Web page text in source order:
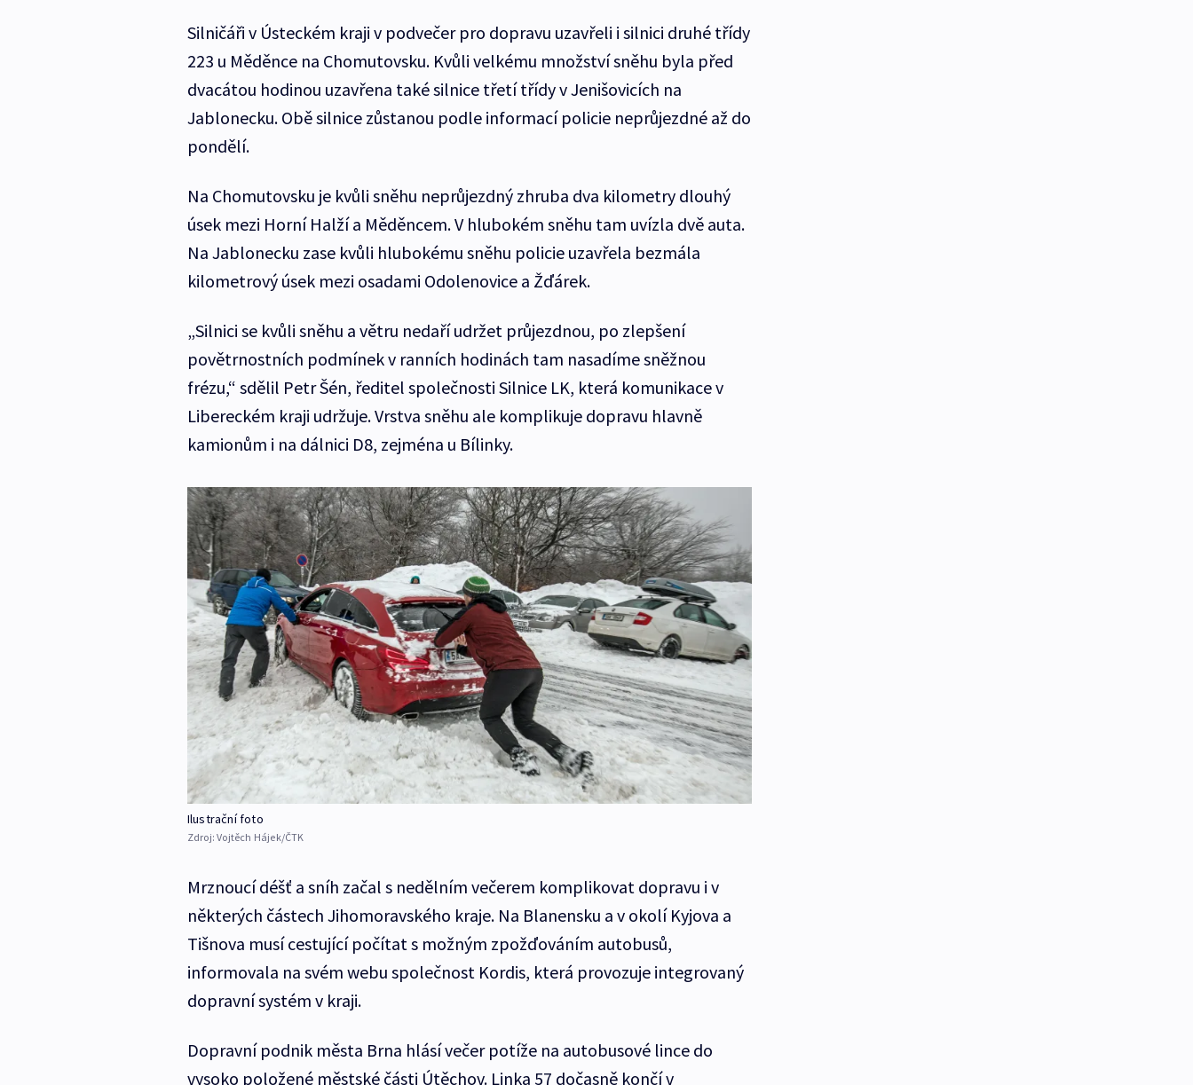
Silničáři v Ústeckém kraji v podvečer pro dopravu uzavřeli i silnici druhé třídy
223 u Měděnce na Chomutovsku. Kvůli velkému množství sněhu byla před
dvacátou hodinou uzavřena také silnice třetí třídy v Jenišovicích na
Jablonecku. Obě silnice zůstanou podle informací policie neprůjezdné až do
pondělí.
Na Chomutovsku je kvůli sněhu neprůjezdný zhruba dva kilometry dlouhý
úsek mezi Horní Halží a Měděncem. V hlubokém sněhu tam uvízla dvě auta.
Na Jablonecku zase kvůli hlubokému sněhu policie uzavřela bezmála
kilometrový úsek mezi osadami Odolenovice a Žďárek.
„Silnici se kvůli sněhu a větru nedaří udržet průjezdnou, po zlepšení
povětrnostních podmínek v ranních hodinách tam nasadíme sněžnou
frézu,“ sdělil Petr Šén, ředitel společnosti Silnice LK, která komunikace v
Libereckém kraji udržuje. Vrstva sněhu ale komplikuje dopravu hlavně
kamionům i na dálnici D8, zejména u Bílinky.
Ilustrační foto
Zdroj:Vojtěch Hájek/ČTK
Mrznoucí déšť a sníh začal s nedělním večerem komplikovat dopravu i v
některých částech Jihomoravského kraje. Na Blanensku a v okolí Kyjova a
Tišnova musí cestující počítat s možným zpožďováním autobusů,
informovala na svém webu společnost Kordis, která provozuje integrovaný
dopravní systém v kraji.
Dopravní podnik města Brna hlásí večer potíže na autobusové lince do
vysoko položené městské části Útěchov. Linka 57 dočasně končí v